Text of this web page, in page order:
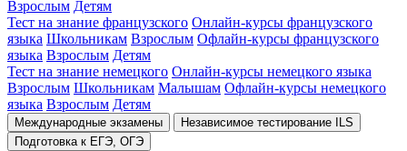
Взрослым Детям
Тест на знание французского Онлайн-курсы французского
языка Школьникам Взрослым Офлайн-курсы французского
языка Взрослым Детям
Тест на знание немецкого Онлайн-курсы немецкого языка
Взрослым Школьникам Малышам Офлайн-курсы немецкого
языка Взрослым Детям
Международные экзамены
Независимое тестирование ILS
Подготовка к ЕГЭ, ОГЭ